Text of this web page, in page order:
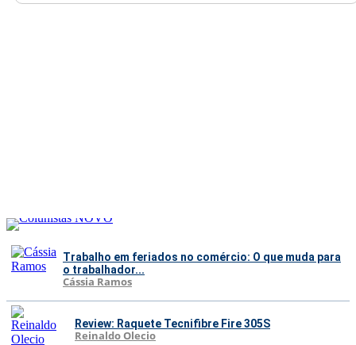
Trabalho em feriados no comércio: O que muda para
o trabalhador...
Cássia Ramos
Review: Raquete Tecnifibre Fire 305S
Reinaldo Olecio